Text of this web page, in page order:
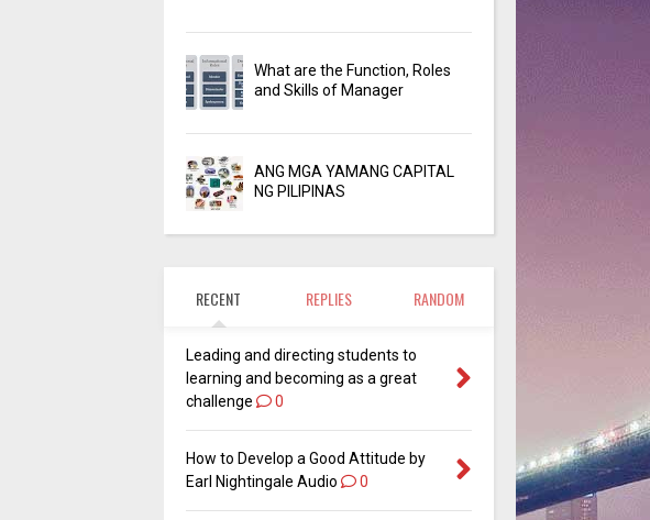
What are the Function, Roles
and Skills of Manager
ANG MGA YAMANG CAPITAL
NG PILIPINAS
RECENT REPLIES RANDOM
Leading and directing students to
learning and becoming as a great
challenge
0
How to Develop a Good Attitude by
Earl Nightingale Audio
0